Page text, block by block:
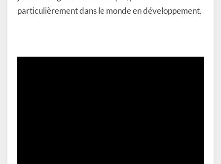
particulièrement dans le monde en développement.